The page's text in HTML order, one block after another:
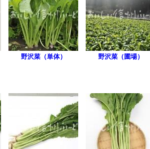
野沢菜（単体） 野沢菜（圃場）